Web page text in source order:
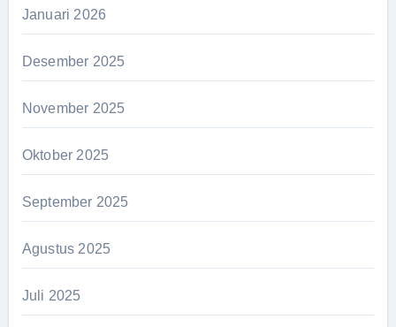
Januari 2026
Desember 2025
November 2025
Oktober 2025
September 2025
Agustus 2025
Juli 2025